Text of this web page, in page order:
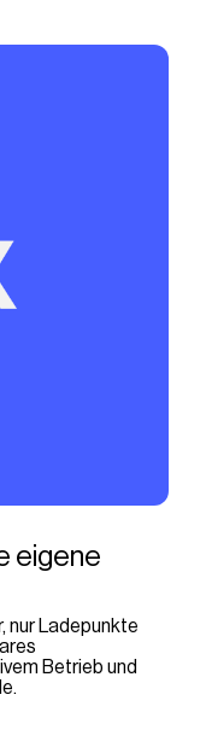
eigene
nur Ladepunkte
Betrieb und